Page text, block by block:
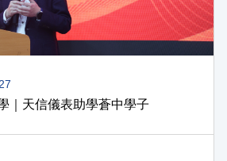
｜天信儀表助學蒼中學子